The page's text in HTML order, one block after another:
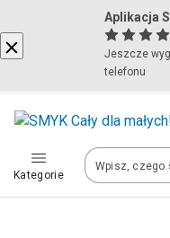
Aplikacja
Jeszcze
telefonu
Kategorie
Polska (Poland)
Twoje zamówienia